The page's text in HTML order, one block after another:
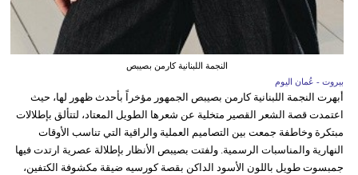
النجمة اللبنانية كارمن بصيبص
بيروت - عُمان اليوم
أبهرت النجمة اللبنانية كارمن بصيبص الجمهور مؤخراً بأحدث ظهور لها، حيث
اعتمدت قصة الشعر القصير متخلية عن شعرها الطويل المعتاد، لتتألق بإطلالات
مبتكرة وخاطفة جمعت بين التصاميم العملية والراقية التي تناسب الأوقات
النهارية والمناسبات الرسمية. ولفتت بصيبص الأنظار بإطلالة عصرية ارتدت فيها
جمبسوت طويل باللون الأسود الداكن بقصة كورسيه ضيقة مكشوفة الكتفين،